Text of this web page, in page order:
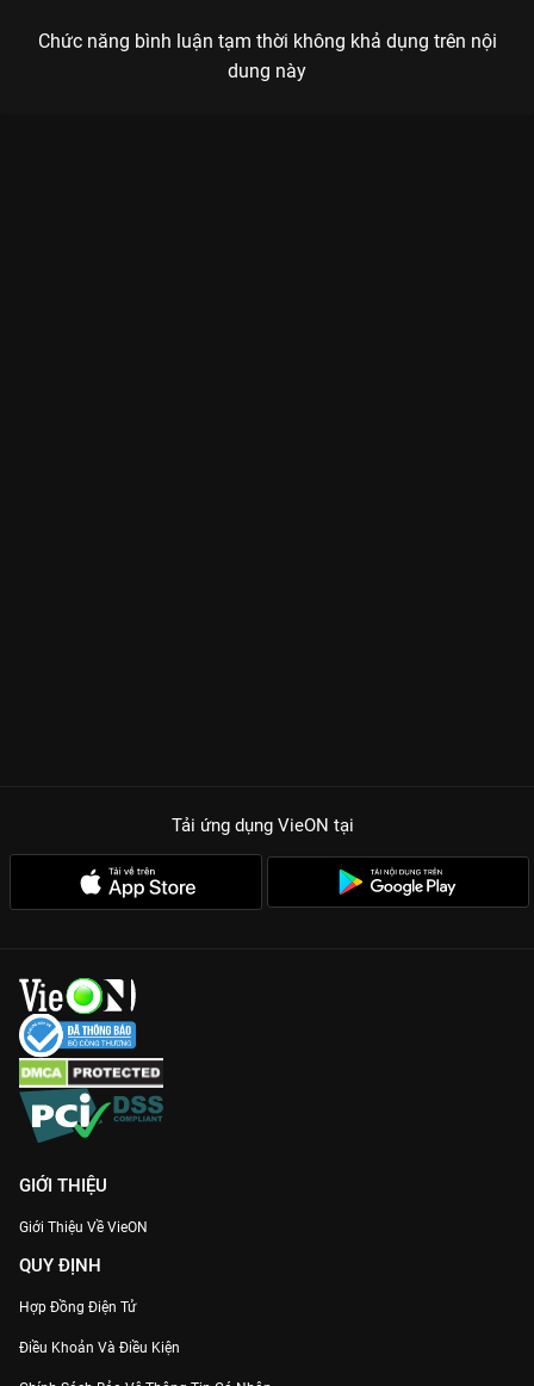
Chức năng bình luận tạm thời không khả dụng trên nội
dung này
Tải ứng dụng VieON tại
GIỚI THIỆU
Giới Thiệu Về VieON
QUY ĐỊNH
Hợp Đồng Điện Tử
Điều Khoản Và Điều Kiện